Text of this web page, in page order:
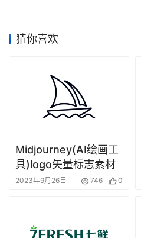
材
猜你喜欢
Midjourney(AI绘画工
具)logo矢量标志素材
2023年9月26日 746 0